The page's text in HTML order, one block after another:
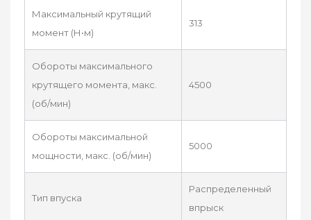
Максимальный крутящий
момент (Н•м)
313
Обороты максимального
крутящего момента, макс.
(об/мин)
4500
Обороты максимальной
мощности, макс. (об/мин)
5000
Тип впуска
Распределенный
впрыск